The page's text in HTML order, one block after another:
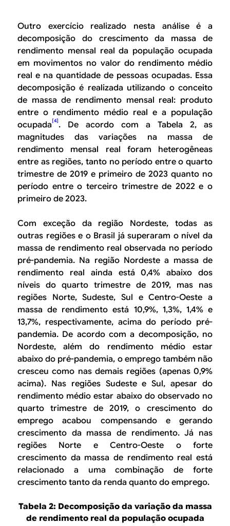
Outro exercício realizado nesta análise é a
decomposição do crescimento da massa de
rendimento mensal real da população ocupada
em movimentos no valor do rendimento médio
real e na quantidade de pessoas ocupadas. Essa
decomposição é realizada utilizando o conceito
de massa de rendimento mensal real: produto
entre o rendimento médio real e a população
ocupada[4]. De acordo com a Tabela 2, as
magnitudes das variações na massa de
rendimento mensal real foram heterogêneas
entre as regiões, tanto no período entre o quarto
trimestre de 2019 e primeiro de 2023 quanto no
período entre o terceiro trimestre de 2022 e o
primeiro de 2023.
Com exceção da região Nordeste, todas as
outras regiões e o Brasil já superaram o nível da
massa de rendimento real observada no período
pré-pandemia. Na região Nordeste a massa de
rendimento real ainda está 0,4% abaixo dos
níveis do quarto trimestre de 2019, mas nas
regiões Norte, Sudeste, Sul e Centro-Oeste a
massa de rendimento está 10,9%, 1,3%, 1,4% e
13,7%, respectivamente, acima do período pré-
pandemia. De acordo com a decomposição, no
Nordeste, além do rendimento médio estar
abaixo do pré-pandemia, o emprego também não
cresceu como nas demais regiões (apenas 0,9%
acima). Nas regiões Sudeste e Sul, apesar do
rendimento médio estar abaixo do observado no
quarto trimestre de 2019, o crescimento do
emprego acabou compensando e gerando
crescimento da massa de rendimento. Já nas
regiões Norte e Centro-Oeste o forte
crescimento da massa de rendimento real está
relacionado a uma combinação de forte
crescimento tanto da renda quanto do emprego.
Tabela 2: Decomposição da variação da massa
de rendimento real da população ocupada